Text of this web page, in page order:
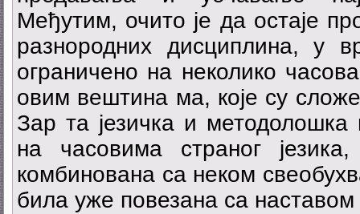
Међутим, очито је да остаје
разнородних дисциплина, у
ограничено на неколико
овим вештина ма, које су
Зар та језичка и методолошка
на часовима страног
комбинована са неком
била уже повезана са